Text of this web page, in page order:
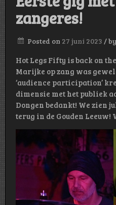
zangeres!
Posted on 27 juni 2023 /by
Hot Legs Fifty is back on
Marijke op zang was
‘audience participation’
dimensie met het publiek
Dongen bedankt! We zien
terug in de Gouden Leeuw!